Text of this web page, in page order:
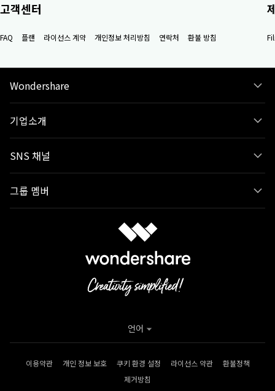
고객센터
FAQ 플랜 라이선스 계약 개인정보 처리방침 연락처 환불 방침
Wondershare
기업소개
SNS 채널
그룹 멤버
이용약관 개인 정보 보호 쿠키 환경 설정 라이선스 약관
환불정책
제거방침
언어